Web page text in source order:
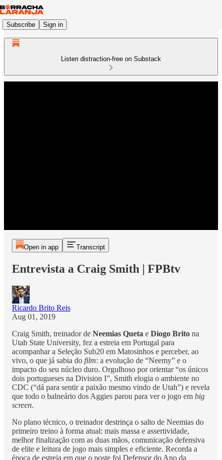
Subscribe Sign in
Listen distraction-free on Substack
Open in app Transcript
Entrevista a Craig Smith | FPBtv
Ricardo Brito Reis
Aug 01, 2019
Craig Smith, treinador de Neemias Queta e Diogo Brito na
Utah State University, fez a estreia em Portugal para
acompanhar a Seleção Sub20 em Matosinhos e perceber, ao
vivo, o que já sabia do film: a evolução de “Neemy” e o
impacto do seu núcleo duro. Orgulhoso por orientar “os únicos
dois portugueses na Division I”, Smith elogia o ambiente no
CDC (“dá para sentir a paixão mesmo vindo de Utah”) e revela
que todo o balneário dos Aggies parou para ver o jogo em big
screen.
No plano técnico, o treinador destrinça o salto de Neemias do
primeiro treino à forma atual: mais massa e assertividade,
melhor finalização com as duas mãos, comunicação defensiva
de elite e leitura de jogo mais simples e eficiente. Recorda a
época de estreia em que o poste foi Defensor do Ano da